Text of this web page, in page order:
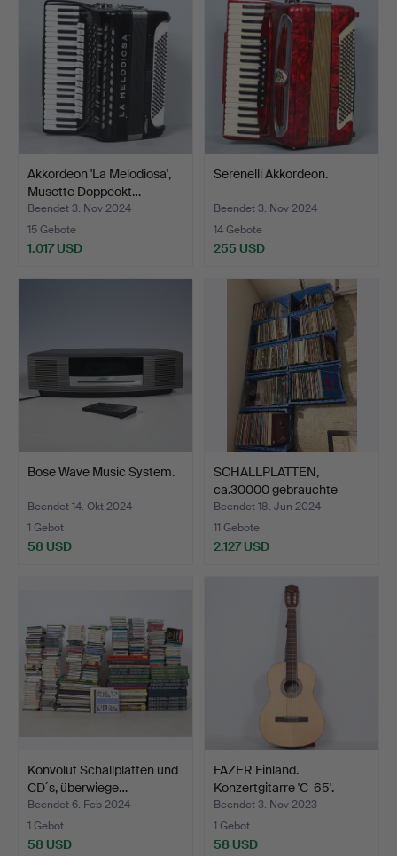
Akkordeon 'La Melodiosa',
Musette Doppeokt…
Beendet 3. Nov 2024
15 Gebote
1.017 USD
Serenelli Akkordeon.
Beendet 3. Nov 2024
14 Gebote
255 USD
Bose Wave Music System.
Beendet 14. Okt 2024
1 Gebot
58 USD
SCHALLPLATTEN,
ca.30000 gebrauchte
Schallp…
Beendet 18. Jun 2024
11 Gebote
2.127 USD
Konvolut Schallplatten und
CD´s, überwiege…
Beendet 6. Feb 2024
1 Gebot
58 USD
FAZER Finland.
Konzertgitarre 'C-65'.
Beendet 3. Nov 2023
1 Gebot
58 USD